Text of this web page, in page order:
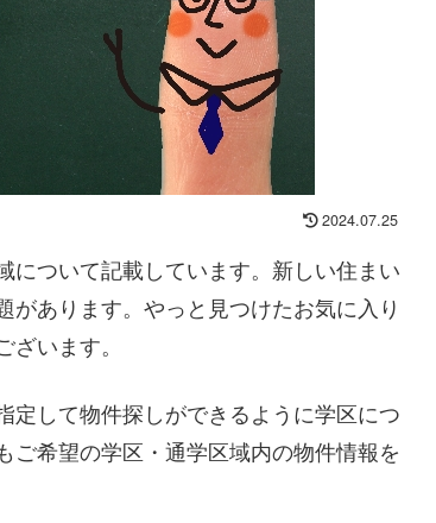
2024.07.25
について記載しています。新しい住まい
あります。やっと見つけたお気に入り
います。
定して物件探しができるように学区につ
希望の学区・通学区域内の物件情報を